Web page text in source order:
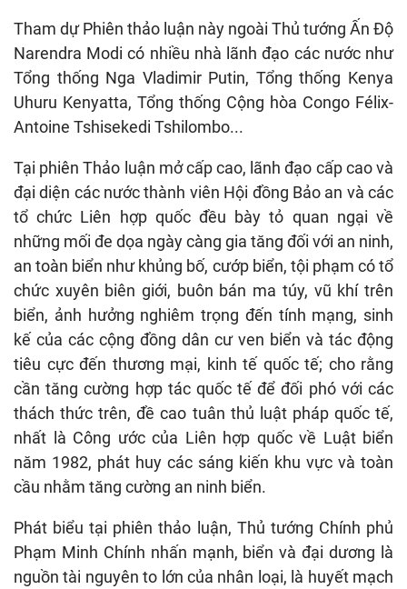
Tham dự Phiên thảo luận này ngoài Thủ tướng Ấn Độ
Narendra Modi có nhiều nhà lãnh đạo các nước như
Tổng thống Nga Vladimir Putin, Tổng thống Kenya
Uhuru Kenyatta, Tổng thống Cộng hòa Congo Félix-
Antoine Tshisekedi Tshilombo...
Tại phiên Thảo luận mở cấp cao, lãnh đạo cấp cao và
đại diện các nước thành viên Hội đồng Bảo an và các
tổ chức Liên hợp quốc đều bày tỏ quan ngại về
những mối đe dọa ngày càng gia tăng đối với an ninh,
an toàn biển như khủng bố, cướp biển, tội phạm có tổ
chức xuyên biên giới, buôn bán ma túy, vũ khí trên
biển, ảnh hưởng nghiêm trọng đến tính mạng, sinh
kế của các cộng đồng dân cư ven biển và tác động
tiêu cực đến thương mại, kinh tế quốc tế; cho rằng
cần tăng cường hợp tác quốc tế để đối phó với các
thách thức trên, đề cao tuân thủ luật pháp quốc tế,
nhất là Công ước của Liên hợp quốc về Luật biển
năm 1982, phát huy các sáng kiến khu vực và toàn
cầu nhằm tăng cường an ninh biển.
Phát biểu tại phiên thảo luận, Thủ tướng Chính phủ
Phạm Minh Chính nhấn mạnh, biển và đại dương là
nguồn tài nguyên to lớn của nhân loại, là huyết mạch